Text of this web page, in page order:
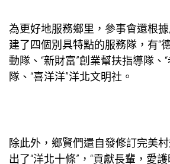
為更好地服務鄉里，參事會還根
建了四個別具特點的服務隊，有“
動隊、“新財富”創業幫扶指導隊、
隊、“喜洋洋”洋北文明社。
除此外，鄉賢們還自發修訂完美
出了“洋北十條”，“貢獻長輩，愛